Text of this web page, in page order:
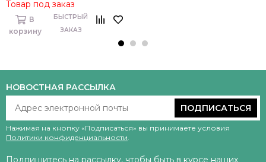
Товар под заказ
В
корзину
БЫСТРЫЙ
ЗАКАЗ
НОВОСТНАЯ РАССЫЛКА
ПОДПИСАТЬСЯ
Нажимая на кнопку «Подписаться» вы принимаете условия
Политики конфиденциальности
Подпишитесь на рассылку, чтобы быть в курсе наших